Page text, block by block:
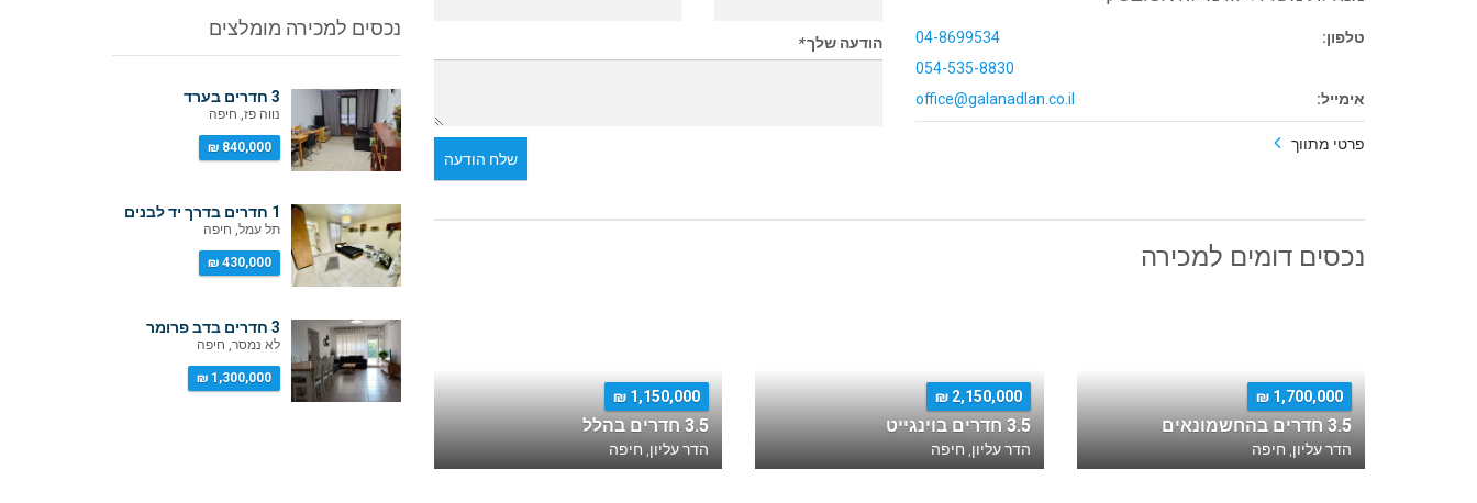
טלפון:
04-8699534
054-535-8830
אימייל:
office@galanadlan.co.il
פרטי מתווך
הודעה שלך*
שלח הודעה
נכסים דומים למכירה
1,700,000 ₪
3.5 חדרים בהחשמונאים
הדר עליון, חיפה
2,150,000 ₪
3.5 חדרים בוינגייט
הדר עליון, חיפה
1,150,000 ₪
3.5 חדרים בהלל
הדר עליון, חיפה
נכסים למכירה מומלצים
3 חדרים בערד
נווה פז, חיפה
840,000 ₪
1 חדרים בדרך יד לבנים
תל עמל, חיפה
430,000 ₪
3 חדרים בדב פרומר
לא נמסר, חיפה
1,300,000 ₪